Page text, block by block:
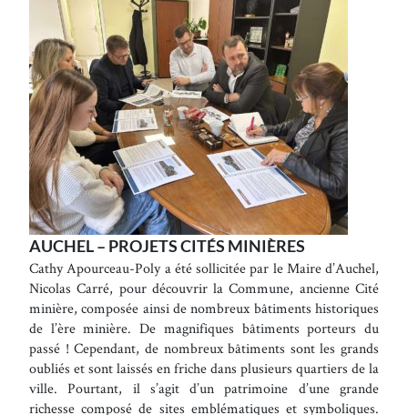
AUCHEL – PROJETS CITÉS MINIÈRES
Cathy Apourceau-Poly a été sollicitée par le Maire d’Auchel,
Nicolas Carré, pour découvrir la Commune, ancienne Cité
minière, composée ainsi de nombreux bâtiments historiques
de l’ère minière. De magnifiques bâtiments porteurs du
passé ! Cependant, de nombreux bâtiments sont les grands
oubliés et sont laissés en friche dans plusieurs quartiers de la
ville. Pourtant, il s’agit d’un patrimoine d’une grande
richesse composé de sites emblématiques et symboliques.